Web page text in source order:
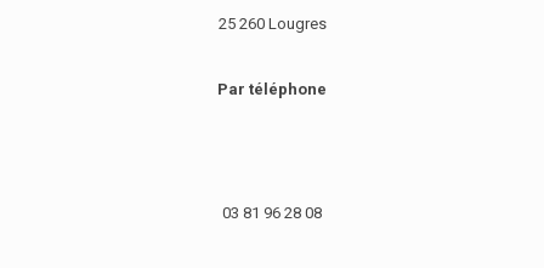
25 260 Lougres
Par téléphone
03 81 96 28 08